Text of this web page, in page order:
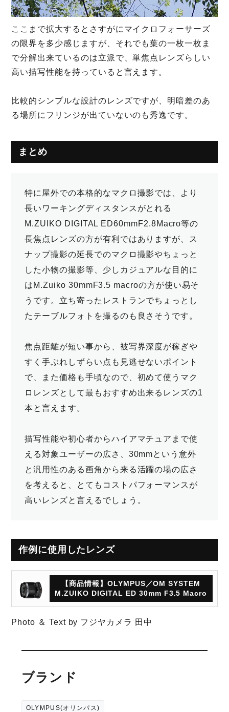
ここまで拡大するとさすがにマイクロフォーサーズ
の限界を多少感じますが、それでも葉の一枚一枚ま
で分解出来ているのは立派で、単焦点レンズらしい
高い描写性能を持っていると言えます。
比較的シンプルな設計のレンズですが、明暗差のあ
る場所にフリンジが出ていないのも秀逸です。
まとめ
特に屋外での本格的なマクロ撮影では、より
長いワーキングディスタンスがとれる
M.ZUIKO DIGITAL ED60mmF2.8Macro等の
長焦点レンズの方が有利ではありますが、ス
ナップ撮影の延長でのマクロ撮影やちょっと
した小物の撮影等、少しカジュアルな目的に
はM.Zuiko 30mmF3.5 macroの方が使い易そ
うです。立ち寄ったレストランでちょっとし
たテーブルフォトを撮るのも良さそうです。
焦点距離が短い事から、被写界深度が稼ぎや
すく手ぶれしずらい点も見逃せないポイント
で、また価格も手頃なので、初めて使うマク
ロレンズとして最もおすすめ出来るレンズの1
本と言えます。
描写性能や初心者からハイアマチュアまで使
える対象ユーザーの広さ、30mmという意外
と汎用性のある画角から来る活躍の場の広さ
を考えると、とてもコストパフォーマンスが
高いレンズと言えるでしょう。
作例に使用したレンズ
【商品情報】OLYMPUS／OM SYSTEM
M.ZUIKO DIGITAL ED 30mm F3.5 Macro
Photo ＆ Text by フジヤカメラ 田中
ブランド
OLYMPUS(オリンパス)